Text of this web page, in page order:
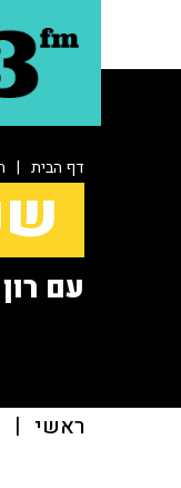
דף הבית |
עם
ראשי |